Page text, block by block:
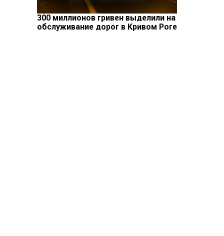
300 миллионов гривен выделили на
обслуживание дорог в Кривом Роге